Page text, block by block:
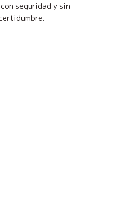
seguridad y sin